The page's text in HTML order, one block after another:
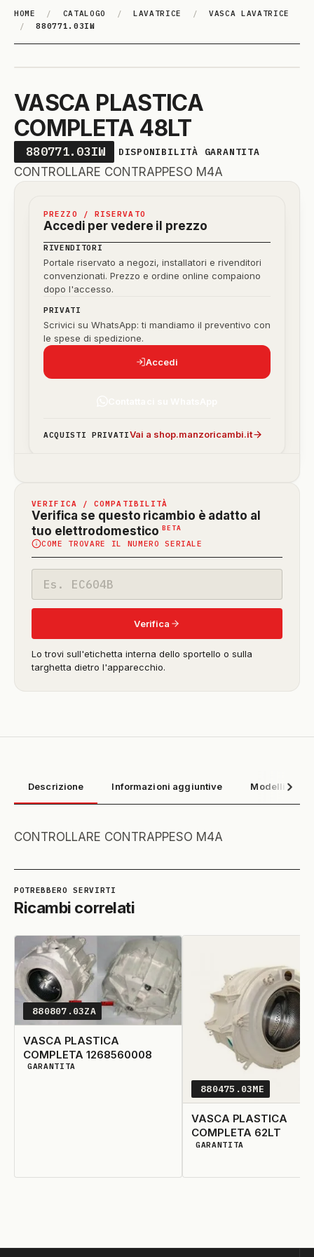
HOME / CATALOGO / LAVATRICE /
VASCA LAVATRICE
/
880771.03IW
VASCA PLASTICA
COMPLETA 48LT
880771.03IW DISPONIBILITÀ GARANTITA
CONTROLLARE CONTRAPPESO M4A
PREZZO / RISERVATO
Accedi per vedere il prezzo
RIVENDITORI
Portale riservato a negozi, installatori e rivenditori
convenzionati. Prezzo e ordine online compaiono
dopo l'accesso.
PRIVATI
Scrivici su WhatsApp: ti mandiamo il preventivo con
le spese di spedizione.
Accedi
ACQUISTI PRIVATIVai a shop.manzoricambi.it
VERIFICA / COMPATIBILITÀ
Verifica se questo ricambio è adatto al
tuo elettrodomestico BETA
in
beta)
COME TROVARE IL NUMERO SERIALE
modello
Verifica
Lo trovi sull'etichetta interna dello sportello o sulla
targhetta dietro l'apparecchio.
Descrizione Informazioni aggiuntive Modelli
CONTROLLARE CONTRAPPESO M4A
Ricambi correlati
880807.03ZA
VASCA PLASTICA
COMPLETA 1268560008
DISPONIBILITÀ GARANTITA
GARANTITA
880475.03ME
VASCA PLASTICA
COMPLETA 62LT
DISPONIBILITÀ GARANTITA
GARANTITA